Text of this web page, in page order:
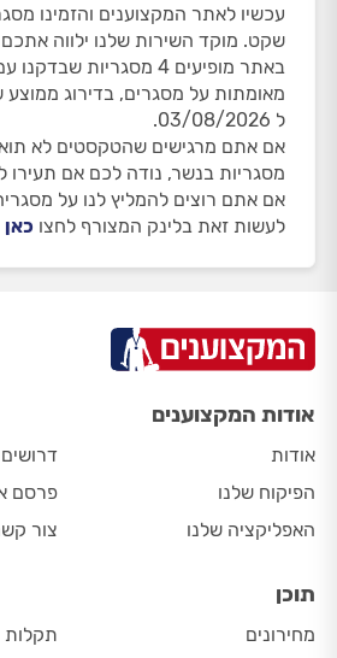
עכשיו לאתר המקצוענים והזמינו
שקט. מוקד השירות שלנו ילווה
ל 03/08/2026.
אם אתם מרגישים שהטקסטים לא
מסגריות בנשר, נודה לכם אם תעירו
אם אתם רוצים להמליץ לנו על
לעשות זאת בלינק המצורף לחצו כאן
אודות המקצוענים
אודות
הפיקוח שלנו
האפליקציה שלנו
דרושים
פרסם
צור
תוכן
מחירונים
תקלות